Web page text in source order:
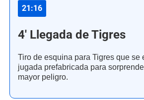
21:16
4' Llegada de Tigres
Tiro de esquina para Tigres que se
jugada prefabricada para
mayor peligro.